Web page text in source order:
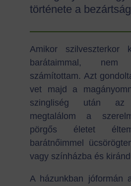
története a
Amikor szilveszterkor
barátaimmal,
számítottam. Azt
vet majd a
szingliség után
megtalálom a
pörgős életet
barátnőimmel
vagy színházba és
A házunkban jóformán